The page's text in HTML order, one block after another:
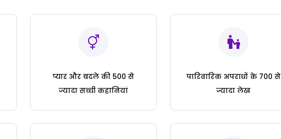
प्यार और बदले की 500 से
ज्यादा सच्ची कहानियां
पारिवारिक अपराधों के 700 से
ज्यादा लेख